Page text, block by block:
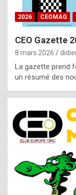
2026 CEOMAG
CEO Gazette
8 mars 2026
La gazette prend
un résumé des